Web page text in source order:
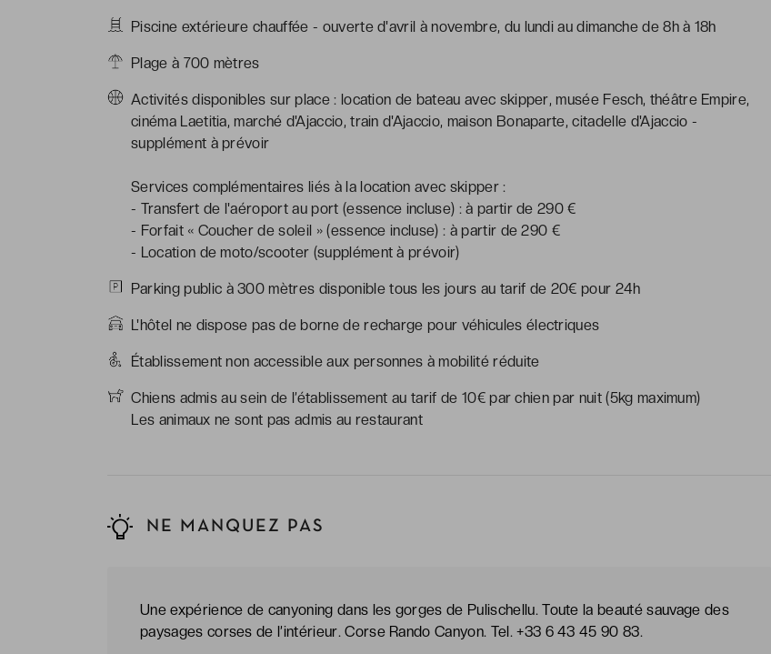
Piscine extérieure chauffée - ouverte d'avril à novembre, du lundi au dimanche de 8h à 18h
Plage à 700 mètres
Activités disponibles sur place : location de bateau avec skipper, musée Fesch, théâtre Empire,
cinéma Laetitia, marché d'Ajaccio, train d'Ajaccio, maison Bonaparte, citadelle d'Ajaccio -
supplément à prévoir
Services complémentaires liés à la location avec skipper :
- Transfert de l'aéroport au port (essence incluse) : à partir de 290 €
- Forfait « Coucher de soleil » (essence incluse) : à partir de 290 €
- Location de moto/scooter (supplément à prévoir)
Parking public à 300 mètres disponible tous les jours au tarif de 20€ pour 24h
L'hôtel ne dispose pas de borne de recharge pour véhicules électriques
Établissement non accessible aux personnes à mobilité réduite
Chiens admis au sein de l’établissement au tarif de 10€ par chien par nuit (5kg maximum)
Les animaux ne sont pas admis au restaurant
NE MANQUEZ PAS
Une expérience de canyoning dans les gorges de Pulischellu. Toute la beauté sauvage des
paysages corses de l’intérieur. Corse Rando Canyon. Tel. +33 6 43 45 90 83.